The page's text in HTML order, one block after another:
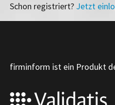
Schon registriert? Jetzt
firminform ist ein Produkt